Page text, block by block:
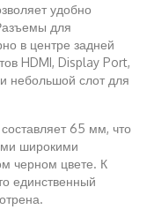
удобно
для
в центре задней
HDMI, Display Port,
небольшой слот для
65 мм, что
широкими
черном цвете. К
единственный